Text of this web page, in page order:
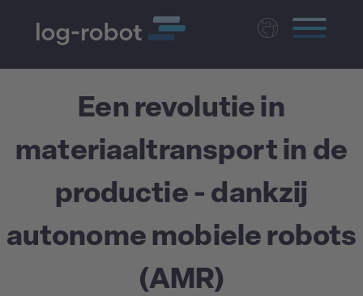
Czech
Een revolutie in
materiaaltransport in de
productie - dankzij
autonome mobiele robots
(AMR)